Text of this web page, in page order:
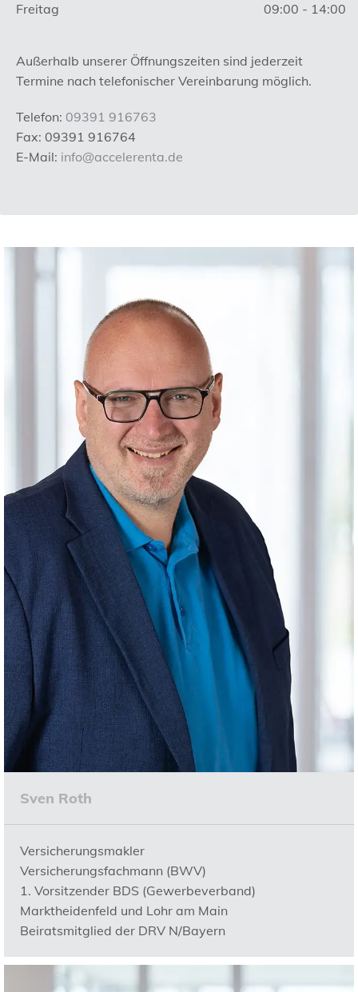
Freitag
09:00 - 14:00
Außerhalb unserer Öffnungszeiten sind jederzeit
Termine nach telefonischer Vereinbarung möglich.
Telefon: 09391 916763
Fax: 09391 916764
E-Mail: info@accelerenta.de
Sven Roth
Versicherungsmakler
Versicherungsfachmann (BWV)
1. Vorsitzender BDS (Gewerbeverband)
Marktheidenfeld und Lohr am Main
Beiratsmitglied der DRV N/Bayern